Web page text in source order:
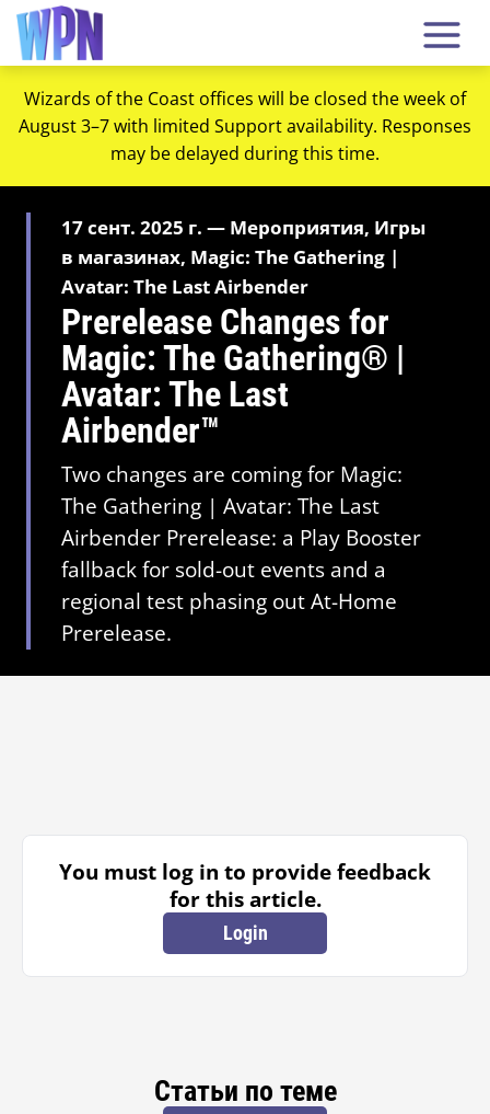
Wizards of the Coast offices will be closed the week of
August 3–7 with limited Support availability. Responses
may be delayed during this time.
17 сент. 2025 г. — Мероприятия, Игры
в магазинах, Magic: The Gathering |
Avatar: The Last Airbender
Prerelease Changes for
Magic: The Gathering® |
Avatar: The Last
Airbender™
Two changes are coming for Magic:
The Gathering | Avatar: The Last
Airbender Prerelease: a Play Booster
fallback for sold-out events and a
regional test phasing out At-Home
Prerelease.
You must log in to provide feedback
for this article.
Login
Статьи по теме